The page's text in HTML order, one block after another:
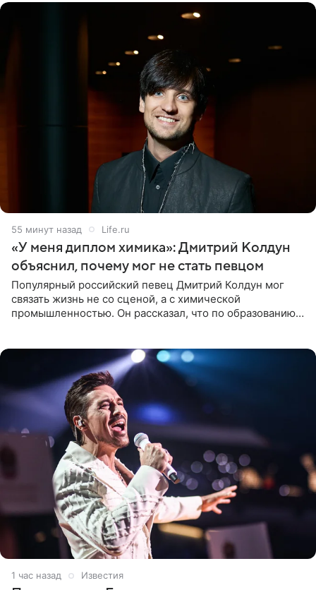
55 минут назад Life.ru
«У меня диплом химика»: Дмитрий Колдун
объяснил, почему мог не стать певцом
Популярный российский певец Дмитрий Колдун мог
связать жизнь не со сценой, а с химической
промышленностью. Он рассказал, что по образованию
1 час назад Известия